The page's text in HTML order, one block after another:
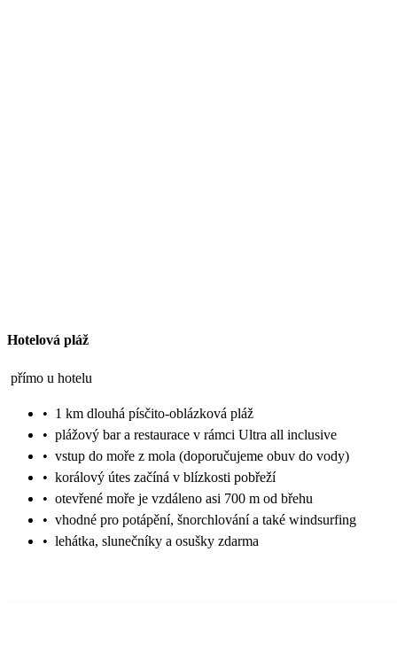
Hotelová pláž
přímo u hotelu
• 1 km dlouhá písčito-oblázková pláž
• plážový bar a restaurace v rámci Ultra all inclusive
• vstup do moře z mola (doporučujeme obuv do vody)
• korálový útes začíná v blízkosti pobřeží
• otevřené moře je vzdáleno asi 700 m od břehu
• vhodné pro potápění, šnorchlování a také windsurfing
• lehátka, slunečníky a osušky zdarma